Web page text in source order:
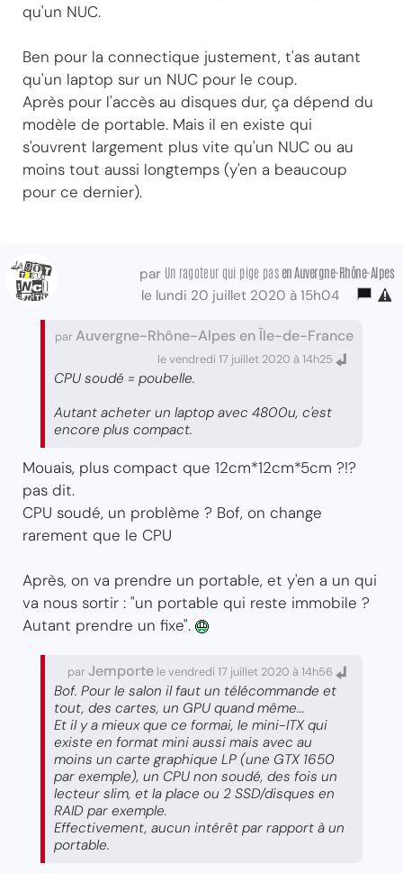
qu'un NUC.
Ben pour la connectique justement, t'as autant
qu'un laptop sur un NUC pour le coup.
Après pour l'accès au disques dur, ça dépend du
modèle de portable. Mais il en existe qui
s'ouvrent largement plus vite qu'un NUC ou au
moins tout aussi longtemps (y'en a beaucoup
pour ce dernier).
par Un ragoteur qui pige pas en Auvergne-Rhône-Alpes
le lundi 20 juillet 2020 à 15h04
parAuvergne-Rhône-Alpes en Île-de-France
le vendredi 17 juillet 2020 à 14h25
CPU soudé = poubelle.
Autant acheter un laptop avec 4800u, c'est
encore plus compact.
Mouais, plus compact que 12cm*12cm*5cm ?!?
pas dit.
CPU soudé, un problème ? Bof, on change
rarement que le CPU
Après, on va prendre un portable, et y'en a un qui
va nous sortir : "un portable qui reste immobile ?
Autant prendre un fixe".
parJemporte le vendredi 17 juillet 2020 à 14h56
Bof. Pour le salon il faut un télécommande et
tout, des cartes, un GPU quand même...
Et il y a mieux que ce formai, le mini-ITX qui
existe en format mini aussi mais avec au
moins un carte graphique LP (une GTX 1650
par exemple), un CPU non soudé, des fois un
lecteur slim, et la place ou 2 SSD/disques en
RAID par exemple.
Effectivement, aucun intérêt par rapport à un
portable.